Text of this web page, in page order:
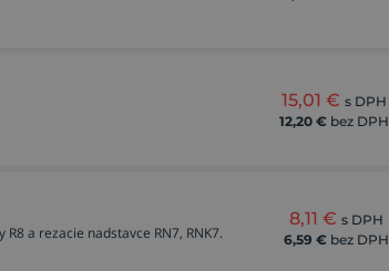
15,01 € s DPH
12,20 € bez DPH
a rezacie nadstavce RN7, RNK7.
8,11 € s DPH
6,59 € bez DPH